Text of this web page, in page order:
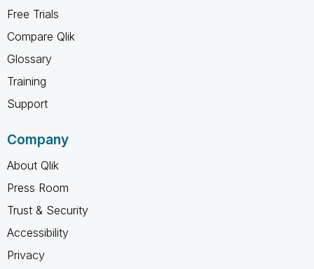
Free Trials
Compare Qlik
Glossary
Training
Support
Company
About Qlik
Press Room
Trust & Security
Accessibility
Privacy